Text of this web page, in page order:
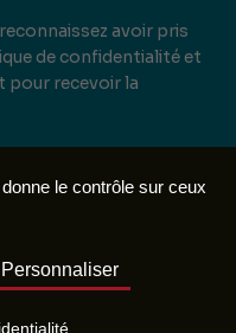
avoir pris
de confidentialité et
pour recevoir la
Privas
le contrôle sur ceux
Personnaliser